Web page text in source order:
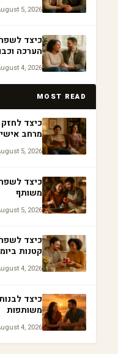
5, 2026
כיצד
הערכה
4, 2026
MOST READ
כיצד
מרחב
5, 2026
כיצד
משותף
5, 2026
כיצד
קטנות
4, 2026
כיצד
משותפות
4, 2026